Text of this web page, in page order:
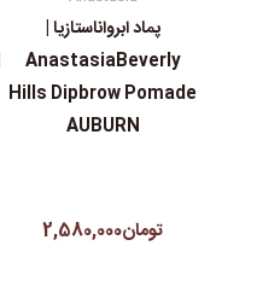
پماد ابرواناستازیا |
AnastasiaBeverly
Hills Dipbrow Pomade
AUBURN
تومان2,580,000